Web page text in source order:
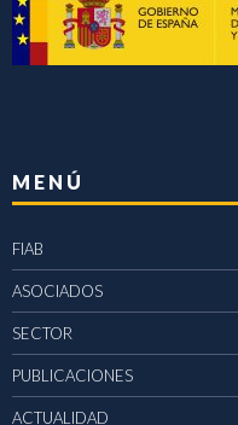
MENÚ
FIAB
ASOCIADOS
SECTOR
PUBLICACIONES
ACTUALIDAD